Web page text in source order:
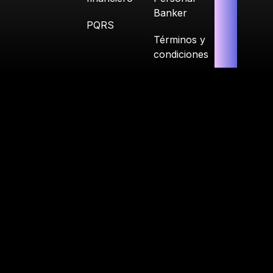
PQRS
Banker
Términos y
condiciones